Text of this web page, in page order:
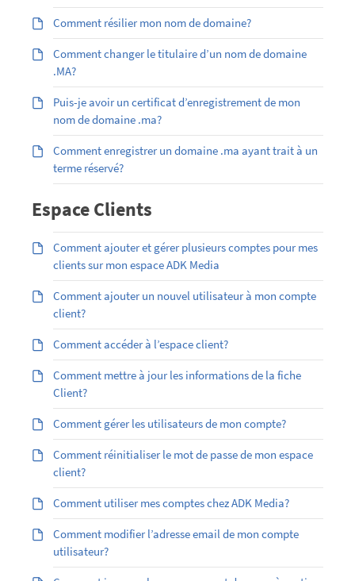
Comment résilier mon nom de domaine?
Comment changer le titulaire d’un nom de domaine
.MA?
Puis-je avoir un certificat d’enregistrement de mon
nom de domaine .ma?
Comment enregistrer un domaine .ma ayant trait à un
terme réservé?
Espace Clients
Comment ajouter et gérer plusieurs comptes pour mes
clients sur mon espace ADK Media
Comment ajouter un nouvel utilisateur à mon compte
client?
Comment accéder à l’espace client?
Comment mettre à jour les informations de la fiche
Client?
Comment gérer les utilisateurs de mon compte?
Comment réinitialiser le mot de passe de mon espace
client?
Comment utiliser mes comptes chez ADK Media?
Comment modifier l’adresse email de mon compte
utilisateur?